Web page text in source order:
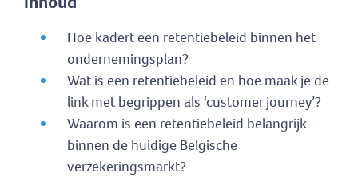
Hoe kadert een retentiebeleid binnen het
ondernemingsplan?
Wat is een retentiebeleid en hoe maak je de
link met begrippen als ‘customer journey’?
Waarom is een retentiebeleid belangrijk
binnen de huidige Belgische
verzekeringsmarkt?